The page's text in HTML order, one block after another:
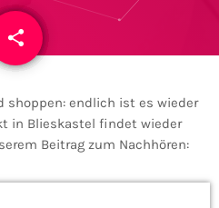
share
email
shoppen: endlich ist es wieder
in Blieskastel findet wieder
Beitrag zum Nachhören: